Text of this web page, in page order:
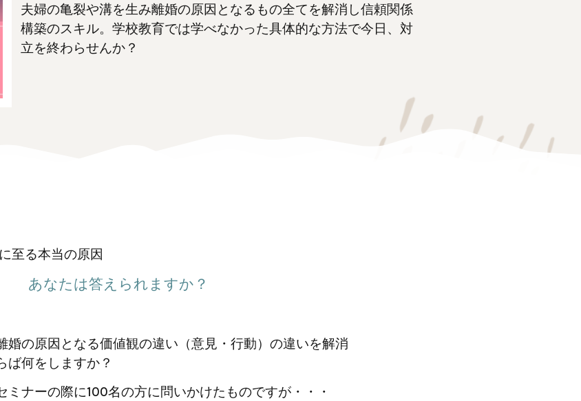
夫婦の亀裂や溝を生み離婚の原因となるもの全てを解消し信頼関係
構築のスキル。 学校教育では学べなかった具体的な方法で今日、対
立を終わらせんか？
至る本当の原因
あなたは答えられますか？
婚の原因となる価値観の違い（意見・行動）の違いを解消
ば何をしますか？
ミナーの際に100名の方に問いかけたものですが・・・